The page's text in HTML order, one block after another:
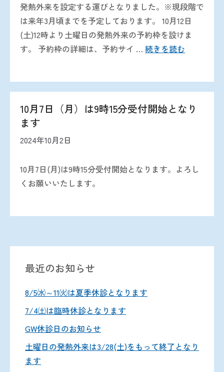
発熱外来を設定する運びとなりました。※現段階で
は来年3月頃までを予定しております。 10月12日
(土)12時より土曜日の発熱外来の予約枠を設けま
す。 予約枠の詳細は、予約サイ … 続きを読む
10月7日（月）は9時15分受付開始となり
ます
2024年10月2日
10月7日(月)は9時15分受付開始となります。よろし
くお願いいたします。
最近のお知らせ
8/5㈬～11㈫は夏季休診となります
7/4㈯は臨時休診となります
GW休診日のお知らせ
土曜日の発熱外来は3/28(土)をもって終了となり
ます